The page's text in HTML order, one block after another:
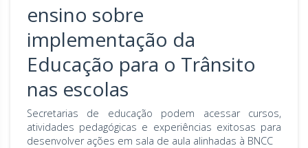
ensino sobre
implementação da
Educação para o Trânsito
nas escolas
Secretarias de educação podem acessar cursos,
atividades pedagógicas e experiências exitosas para
desenvolver ações em sala de aula alinhadas à BNCC